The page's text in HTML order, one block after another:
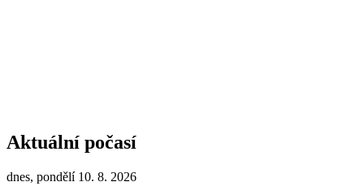
Aktuální počasí
dnes, pondělí 10. 8. 2026